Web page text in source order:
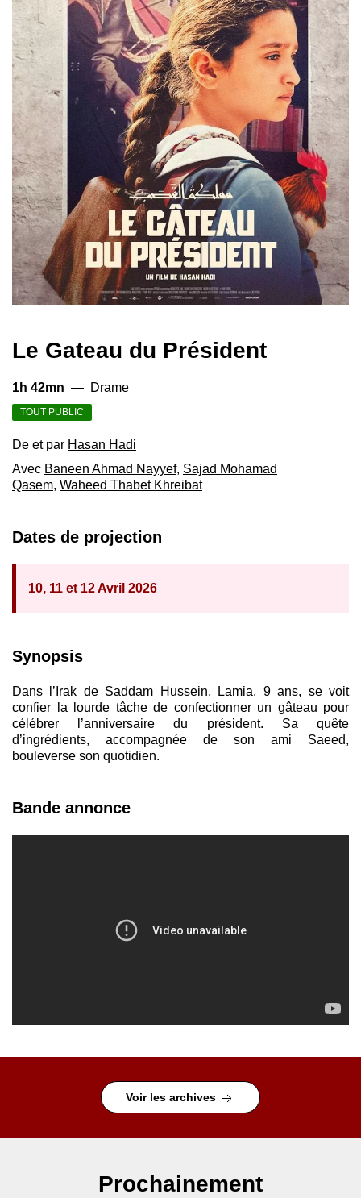
Le Gateau du Président
1h 42mn — Drame
TOUT PUBLIC
De et par Hasan Hadi
Avec Baneen Ahmad Nayyef, Sajad Mohamad
Qasem, Waheed Thabet Khreibat
Dates de projection
10, 11 et 12 Avril 2026
Synopsis
Dans l’Irak de Saddam Hussein, Lamia, 9 ans, se voit
confier la lourde tâche de confectionner un gâteau pour
célébrer l’anniversaire du président. Sa quête
d’ingrédients, accompagnée de son ami Saeed,
bouleverse son quotidien.
Bande annonce
Voir les archives
Prochainement